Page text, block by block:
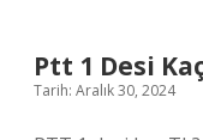
Ptt 1 Desi
Tarih: Aralık 30, 2024